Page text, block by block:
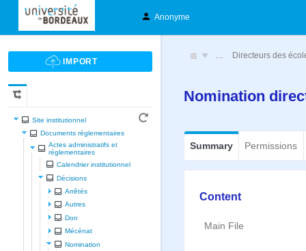
Anonyme
Site institutionnel
Documents réglementaires
Actes administratifs et
réglementaires
Calendrier institutionnel
Décisions
Arrêtés
Autres
Don
Mécénat
Nomination
… Directeurs des
Nomination
Summary Permissions
Content
Main File